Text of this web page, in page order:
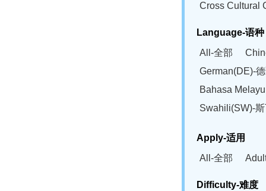
Cross Cultural
Language-语种
All-全部
German(DE)-
Bahasa
Swahili(SW)-
Apply-适用
All-全部
Difficulty-难度